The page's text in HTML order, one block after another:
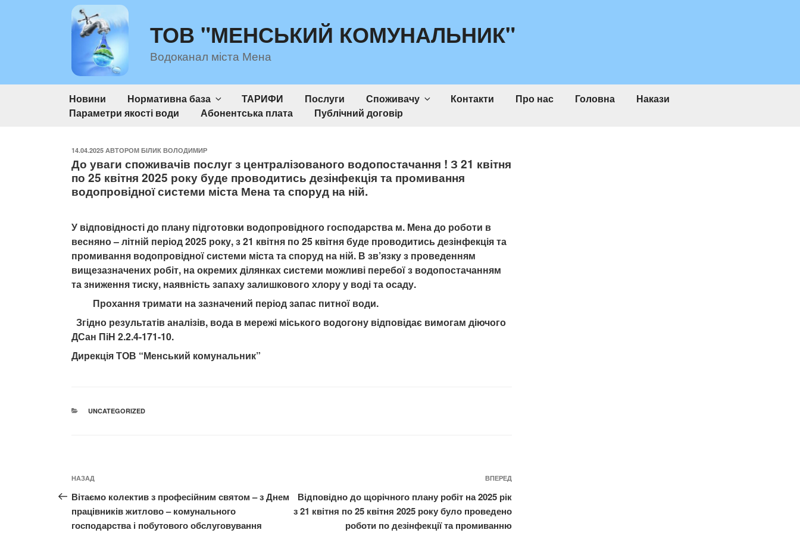
ТОВ "МЕНСЬКИЙ КОМУНАЛЬНИК"
Водоканал міста Мена
Новини Нормативна база ТАРИФИ Послуги Споживачу Контакти Про нас Головна
Накази
Параметри якості води
Абонентська плата Публічний договір
ОПУБЛІКОВАНО
14.04.2025 АВТОРОМ БІЛИК ВОЛОДИМИР
До уваги споживачів послуг з централізованого водопостачання ! З 21 квітня
по 25 квітня 2025 року буде проводитись дезінфекція та промивання
водопровідної системи міста Мена та споруд на ній.
У відповідності до плану підготовки водопровідного господарства м. Мена до роботи в
весняно – літній період 2025 року, з 21 квітня по 25 квітня буде проводитись дезінфекція та
промивання водопровідної системи міста та споруд на ній. В зв’язку з проведенням
вищезазначених робіт, на окремих ділянках системи можливі перебої з водопостачанням
та зниження тиску, наявність запаху залишкового хлору у воді та осаду.
Прохання тримати на зазначений період запас питної води.
Згідно результатів аналізів, вода в мережі міського водогону відповідає вимогам діючого
ДСан ПіН 2.2.4-171-10.
Дирекція ТОВ “Менський комунальник”
КАТЕГОРІЇ
UNCATEGORIZED
Навігація
записів
Попередній
запис:
НАЗАД
Вітаємо колектив з професійним святом – з Днем
працівників житлово – комунального
господарства і побутового обслуговування
Наступний
запис
ВПЕРЕД
Відповідно до щорічного плану робіт на 2025 рік
з 21 квітня по 25 квітня 2025 року було проведено
роботи по дезінфекції та промиванню